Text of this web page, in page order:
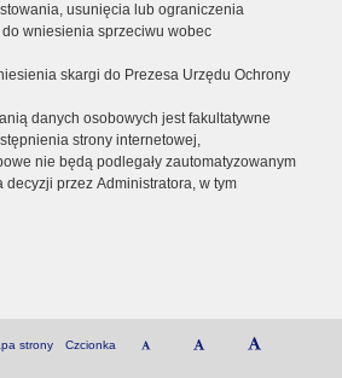
usunięcia lub ograniczenia
wniesienia sprzeciwu wobec
skargi do Prezesa Urzędu Ochrony
danych osobowych jest fakultatywne
strony internetowej,
nie będą podlegały zautomatyzowanym
przez Administratora, w tym
strony Czcionka